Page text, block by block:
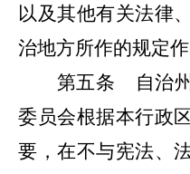
以及其他有关法律
治地方所作的规定作
第五条
自治
委员会根据本行政
要，在不与宪法、